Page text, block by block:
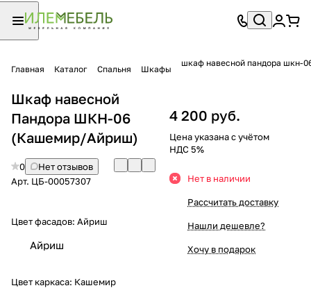
Главная Каталог Спальня Шкафы
шкаф навесной пандора шкн-
Шкаф навесной
Пандора ШКН-06
(Кашемир/Айриш)
0
Нет отзывов
Арт. ЦБ-00057307
Цвет фасадов: Айриш
Айриш
Цвет каркаса: Кашемир
4 200 руб.
Цена указана с учётом
НДС 5%
Нет в наличии
Рассчитать доставку
Нашли дешевле?
Хочу в подарок